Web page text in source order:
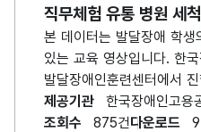
직무체험 유통 병원 세
본 데이터는 발달장애 학
있는 교육 영상입니다. 한국
발달장애인훈련센터에서
제공합니다. 유통, 병원, 세
수행해야하는지 설명을 듣
제공기관 한국장애인고용
조회수
875건다운로드